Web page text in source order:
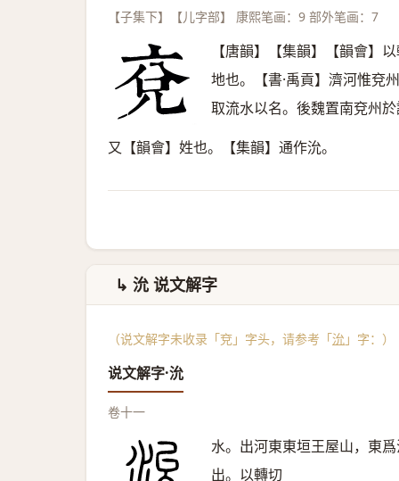
【子集下】【儿字部】 康熙笔画：9 部外笔画：7
【唐韻】【集韻】【韻會】
地也。【書·禹貢】濟河惟兗
取流水以名。後魏置南兗州
又【韻會】姓也。【集韻】通作沇。
↳ 沇 说文解字
（说文解字未收录「兗」字头，请参考「沇 」字：）
说文解字·沇
卷十一
水。出河東東垣王屋山，東
出。以轉切